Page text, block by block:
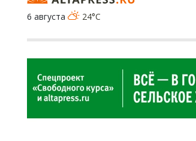
6 августа
24°C